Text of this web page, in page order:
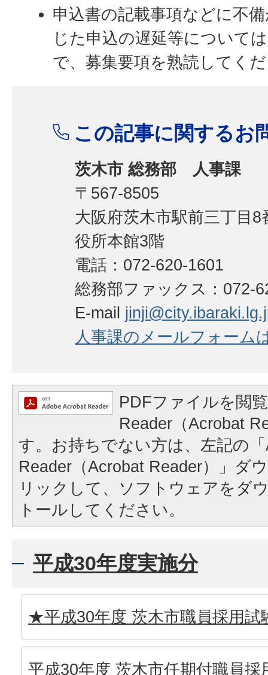
申込書の記載事項などに不
じた申込の遅延等について
で、募集要項を熟読してく
この記事に関するお
茨木市 総務部 人事課
〒567-8505
大阪府茨木市駅前三丁目8
役所本館3階
電話：072-620-1601
総務部ファックス：072-
E-mail
人事課のメールフォーム
PDFファイルを閲
Reader（Acrobat
す。お持ちでない方は、左記の
Reader（Acrobat Reader）」ダ
リックして、ソフトウェアをダ
トールしてください。
平成30年度実施分
★平成30年度 茨木市職員採用試
平成30年度 茨木市任期付職員採